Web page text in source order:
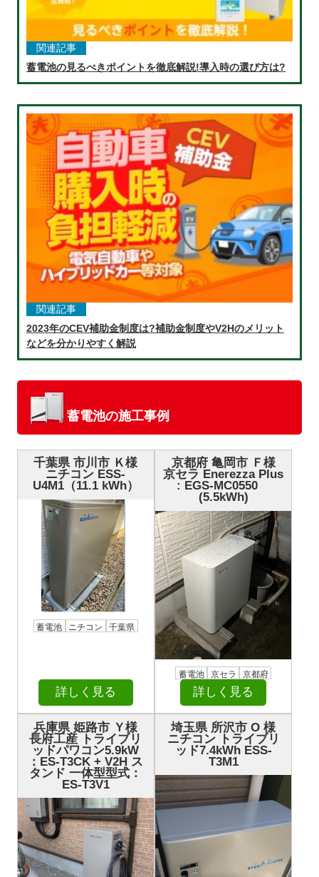
関連記事
蓄電池の見るべきポイントを徹底解説!導入時の選び方は?
関連記事
2023年のCEV補助金制度は?補助金制度やV2Hのメリット
などを分かりやすく解説
蓄電池の施工事例
千葉県 市川市 Ｋ様
ニチコン ESS-
U4M1（11.1 kWh）
蓄電池 ニチコン 千葉県
詳しく見る
京都府 亀岡市 Ｆ様
京セラ Enerezza Plus
: EGS-MC0550
(5.5kWh)
蓄電池 京セラ 京都府
詳しく見る
兵庫県 姫路市 Ｙ様
長府工産 トライブリ
ッドパワコン5.9kW
：ES-T3CK + V2H ス
タンド 一体型型式：
ES-T3V1
埼玉県 所沢市 О 様
ニチコン トライブリ
ッド7.4kWh ESS-
T3M1